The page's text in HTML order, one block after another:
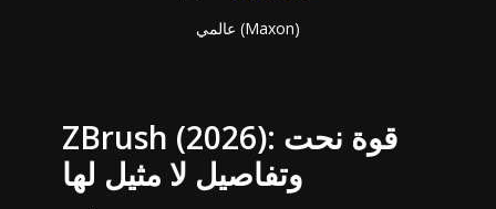
عالمي (Maxon)
ZBrush (2026): قوة نحت
وتفاصيل لا مثيل لها